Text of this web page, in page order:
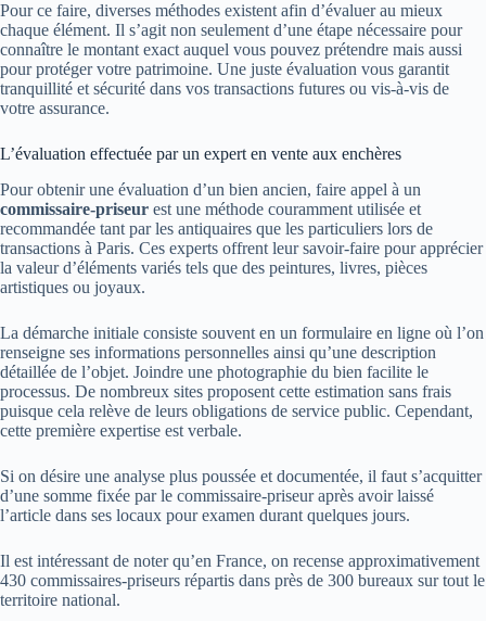
Pour ce faire, diverses méthodes existent afin d’évaluer au mieux
chaque élément. Il s’agit non seulement d’une étape nécessaire pour
connaître le montant exact auquel vous pouvez prétendre mais aussi
pour protéger votre patrimoine. Une juste évaluation vous garantit
tranquillité et sécurité dans vos transactions futures ou vis-à-vis de
votre assurance.
L’évaluation effectuée par un expert en vente aux enchères
Pour obtenir une évaluation d’un bien ancien, faire appel à un
commissaire-priseur est une méthode couramment utilisée et
recommandée tant par les antiquaires que les particuliers lors de
transactions à Paris. Ces experts offrent leur savoir-faire pour apprécier
la valeur d’éléments variés tels que des peintures, livres, pièces
artistiques ou joyaux.
La démarche initiale consiste souvent en un formulaire en ligne où l’on
renseigne ses informations personnelles ainsi qu’une description
détaillée de l’objet. Joindre une photographie du bien facilite le
processus. De nombreux sites proposent cette estimation sans frais
puisque cela relève de leurs obligations de service public. Cependant,
cette première expertise est verbale.
Si on désire une analyse plus poussée et documentée, il faut s’acquitter
d’une somme fixée par le commissaire-priseur après avoir laissé
l’article dans ses locaux pour examen durant quelques jours.
Il est intéressant de noter qu’en France, on recense approximativement
430 commissaires-priseurs répartis dans près de 300 bureaux sur tout le
territoire national.